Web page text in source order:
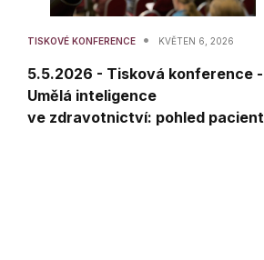
TISKOVÉ KONFERENCE • KVĚTEN 6, 2026
5.5.2026 - Tisková konference -
Umělá inteligence
ve zdravotnictví: pohled